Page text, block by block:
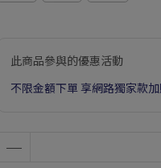
此商品參與的優惠活動
不限金額下單 享網路獨家款